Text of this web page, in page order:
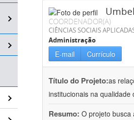
COORDENADOR(A)
CIÊNCIAS SOCIAIS
Administração
E-mail Currículo
Título do Projeto:as
institucionais na
Resumo: O projeto busca